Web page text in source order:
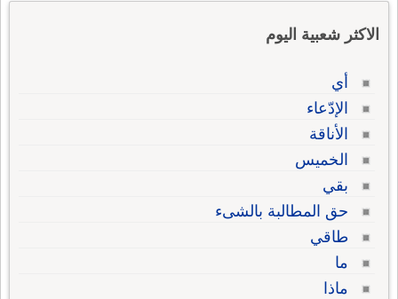
الاكثر شعبية اليوم
أي
الإدّعاء
الأناقة
الخميس
بقي
حق المطالبة بالشىء
طاقي
ما
ماذا